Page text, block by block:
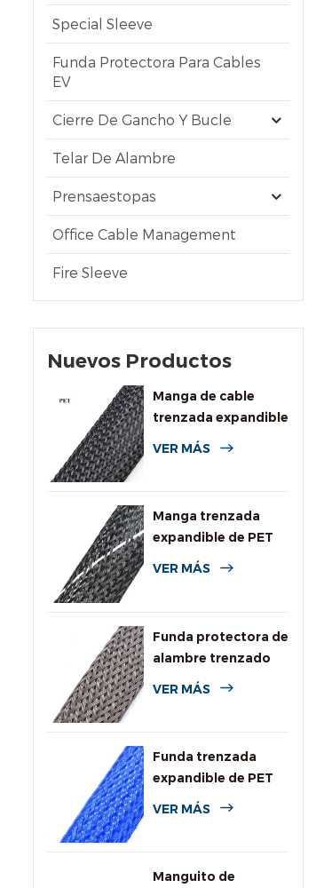
Special Sleeve
Funda Protectora Para Cables
EV
Cierre De Gancho Y Bucle
Telar De Alambre
Prensaestopas
Office Cable Management
Fire Sleeve
Nuevos Productos
Manga de cable
trenzada expandible
de PET de uso
VER MÁS
Manga trenzada
expandible de PET
de alta resistencia a
VER MÁS
Funda protectora de
alambre trenzado
expandible
VER MÁS
Funda trenzada
expandible de PET
de colores para
VER MÁS
Manguito de